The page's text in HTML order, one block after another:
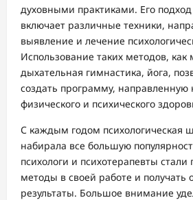
духовными практиками. Его
включает различные техники,
выявление и лечение
Использование таких методов, как
дыхательная гимнастика, йога,
создать программу,
физического и психического
С каждым годом психологическая
набирала все большую
психологи и психотерапевты
методы в своей работе и получать
результаты. Большое внимание